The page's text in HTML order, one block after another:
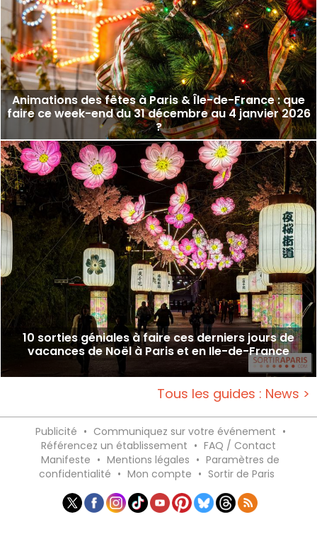
Animations des fêtes à Paris & Île-de-France : que
faire ce week-end du 31 décembre au 4 janvier 2026
?
10 sorties géniales à faire ces derniers jours de
vacances de Noël à Paris et en Ile-de-France
Tous les guides : News >
Publicité • Communiquez sur votre événement •
Référencez un établissement • FAQ / Contact
Manifeste • Mentions légales • Paramètres de
confidentialité • Mon compte • Sortir de Paris